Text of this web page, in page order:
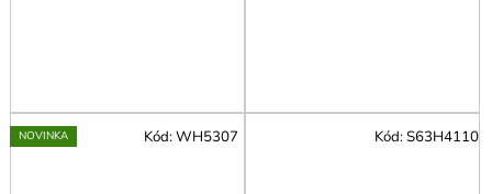
NOVINKA Kód:WH5307 Kód:S63H4110